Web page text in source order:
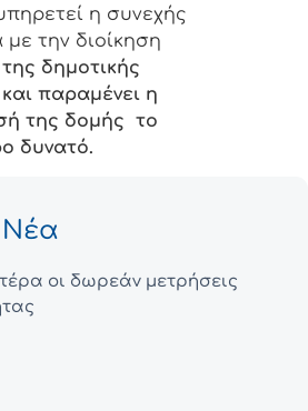
η συνεχής
την διοίκηση
δημοτικής
παραμένει η
της δομής το
δυνατό.
Νέα
οι δωρεάν μετρήσεις